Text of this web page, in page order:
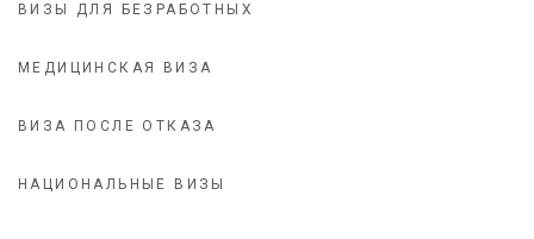
ВИЗЫ ДЛЯ БЕЗРАБОТНЫХ
МЕДИЦИНСКАЯ ВИЗА
ВИЗА ПОСЛЕ ОТКАЗА
НАЦИОНАЛЬНЫЕ ВИЗЫ